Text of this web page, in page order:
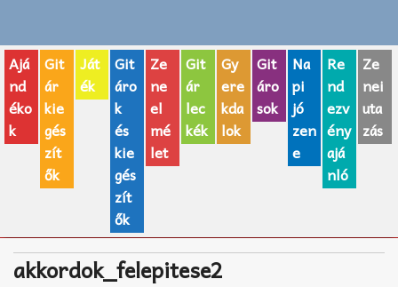
AJÁNDÉK ÖTLETEK
Vicces
GITÁR MÁRKÁK
TOP100 nóta
Zeneiskolák
Ajá
nd
éko
k
Git
ár
kie
gés
zít
ők
Ját
ék
Git
áro
k
és
kie
gés
zít
ők
Ze
ne
el
mé
let
Git
ár
lec
kék
Gy
ere
kda
lok
Git
áro
sok
Na
pi
jó
zen
e
Re
nd
ezv
ény
ajá
nló
Ze
nei
uta
zás
akkordok_felepitese2